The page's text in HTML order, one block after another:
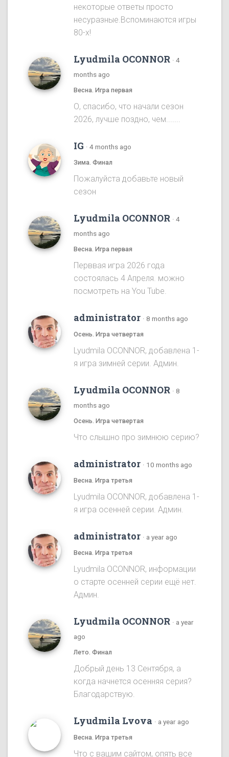
некоторые ответы просто
несуразные.Вспоминаются игры
80-х!
Lyudmila OCONNOR · 4
months ago
Весна. Игра первая
О, спасибо, что начали сезон
2026, лучше поздно, чем.......
IG · 4 months ago
Зима. Финал
Пожалуйста добавьте новый
сезон
Lyudmila OCONNOR · 4
months ago
Весна. Игра первая
Перввая игра 2026 года
состоялась 4 Апреля. можно
посмотреть на You Tube.
administrator · 8 months ago
Осень. Игра четвертая
Lyudmila OCONNOR, добавлена 1-
я игра зимней серии. Админ.
Lyudmila OCONNOR · 8
months ago
Осень. Игра четвертая
Что слышно про зимнюю серию?
administrator · 10 months ago
Весна. Игра третья
Lyudmila OCONNOR, добавлена 1-
я игра осенней серии. Админ.
administrator · a year ago
Весна. Игра третья
Lyudmila OCONNOR, информации
о старте осенней серии ещё нет.
Админ.
Lyudmila OCONNOR · a year
ago
Лето. Финал
Добрый день 13 Сентября, а
когда начнется осенняя серия?
Благодарствую.
Lyudmila Lvova · a year ago
Весна. Игра третья
Что с вашим сайтом, опять все